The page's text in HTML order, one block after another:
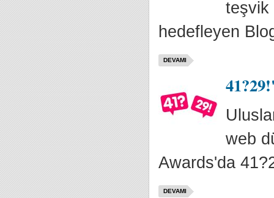
teşvik
hedefleyen
DEVAMI
web
Awards'da
DEVAMI